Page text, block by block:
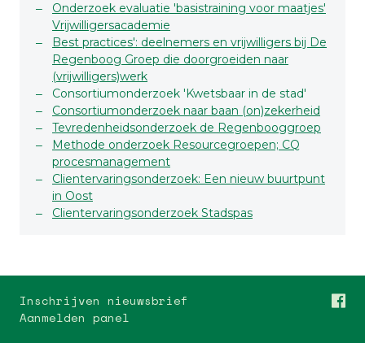
Onderzoek evaluatie 'basistraining voor maatjes'
Vrijwilligersacademie
Best practices': deelnemers en vrijwilligers bij De
Regenboog Groep die doorgroeiden naar
(vrijwilligers)werk
Consortiumonderzoek 'Kwetsbaar in de stad'
Consortiumonderzoek naar baan (on)zekerheid
Tevredenheidsonderzoek de Regenbooggroep
Methode onderzoek Resourcegroepen; CQ
procesmanagement
Clientervaringsonderzoek: Een nieuw buurtpunt
in Oost
Clientervaringsonderzoek Stadspas
Inschrijven nieuwsbrief
Aanmelden panel